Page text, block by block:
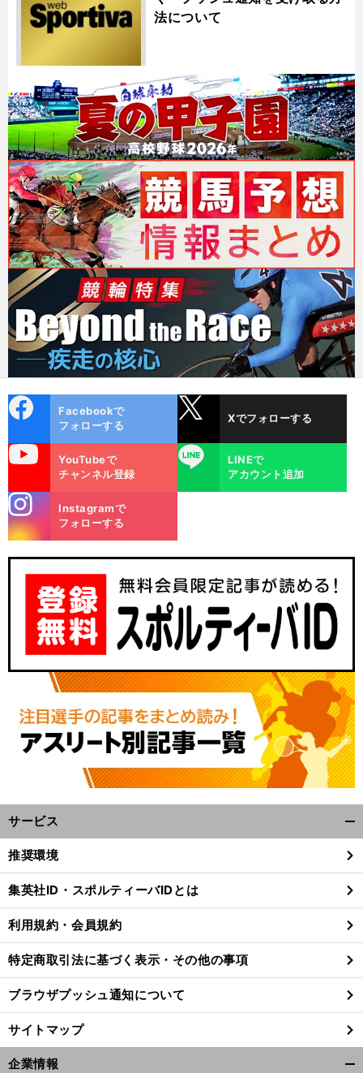
法について
ok
Facebookで
フォローする
Xでフォローする
YouTubeで
チャンネル登録
LINE
LINEで
アカウント追加
m
Instagramで
フォローする
サービス
閉
る
推奨環境
集英社ID・スポルティーバIDとは
利用規約・会員規約
特定商取引法に基づく表示・その他の事項
ブラウザプッシュ通知について
サイトマップ
企業情報